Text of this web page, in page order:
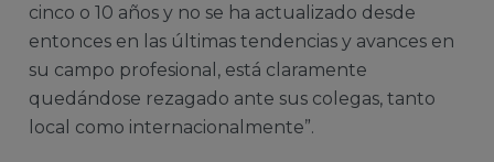
cinco o 10 años y no se ha actualizado desde
entonces en las últimas tendencias y avances en
su campo profesional, está claramente
quedándose rezagado ante sus colegas, tanto
local como internacionalmente”.